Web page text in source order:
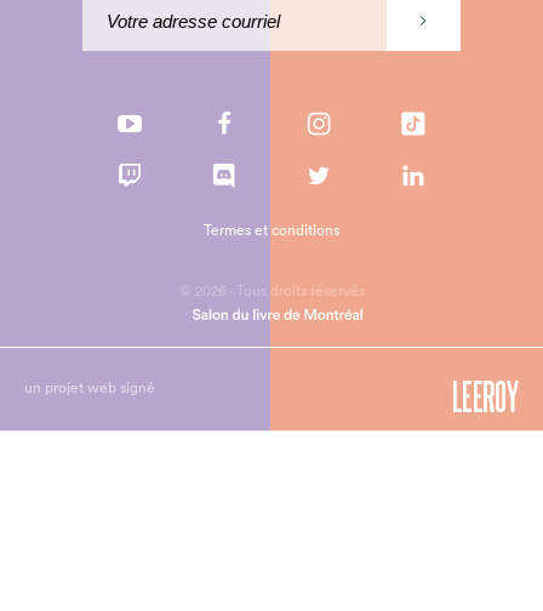
© 2026 - Tous droits réservés
Termes et conditions
un projet web signé